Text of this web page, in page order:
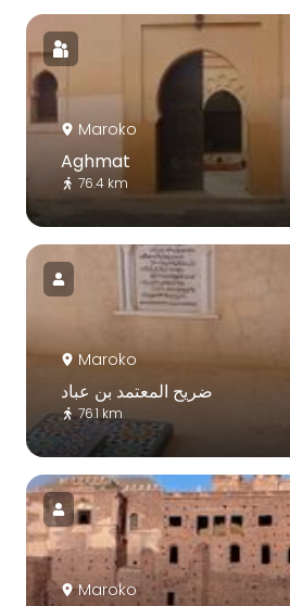
Maroko
Aghmat
76.4 km
Maroko
ضريح المعتمد بن عباد
76.1 km
Maroko